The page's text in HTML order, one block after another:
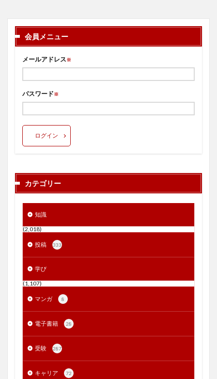
会員メニュー
メールアドレス※
パスワード※
ログイン
カテゴリー
知識
(2,018)
投稿 333
学び
(1,107)
マンガ 8
電子書籍 28
受験 287
キャリア 72